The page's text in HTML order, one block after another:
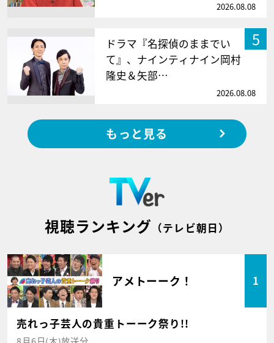
2026.08.08
5
ドラマ『名探偵のままでい
て』、ナインティナイン岡村
隆史＆矢部…
2026.08.08
もっと見る
視聴ランキング （テレビ朝日）
アメトーーク！ 1
売れっ子芸人の貴重トーーク祭り!!